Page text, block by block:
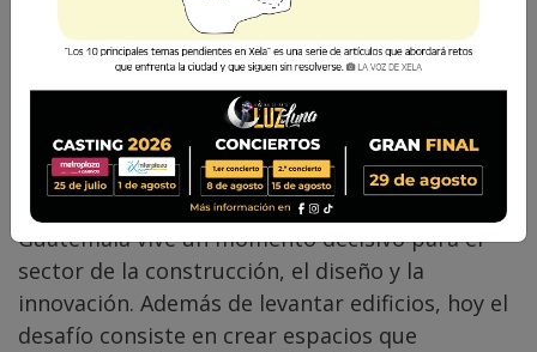
Guatemala vive un momento decisivo para el
sector de la construcción, el diseño y la
innovación. Además de levantar edificios, hoy el
desafío consiste en crear espacios que